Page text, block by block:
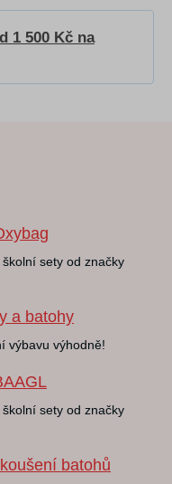
1 500 Kč na
sety od značky
a batohy
výbavu výhodně!
sety od značky
batohů